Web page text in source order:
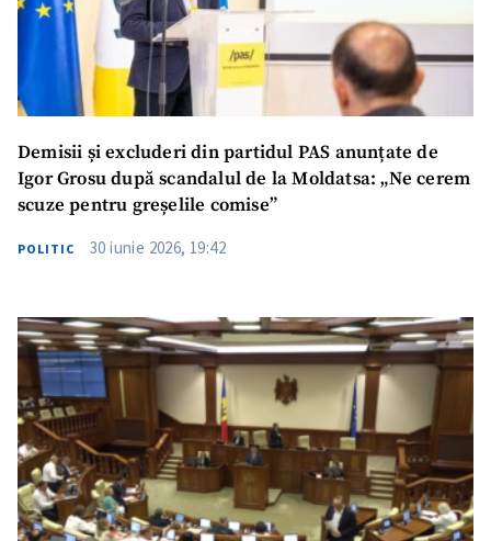
Demisii și excluderi din partidul PAS anunțate de
Igor Grosu după scandalul de la Moldatsa: „Ne cerem
scuze pentru greșelile comise”
POLITIC 30 iunie 2026, 19:42
ȘTIREA MEA
Titlu știre
+ Adaugă titlu
Fotografie
+ Încarcă imagine